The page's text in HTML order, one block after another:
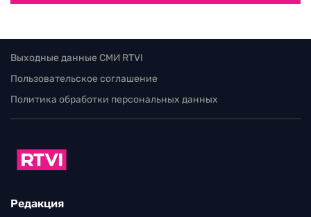
Выходные данные СМИ RTVI
Пользовательское соглашение
Политика обработки персональных данных
Редакция